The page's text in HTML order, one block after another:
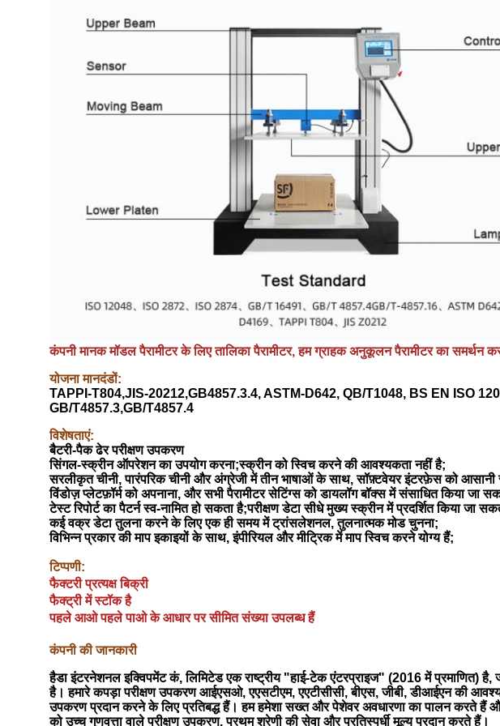
कंपनी मानक मॉडल पैरामीटर के लिए तालिका पैरामीटर, हम ग्राहक अनुकूलन पैरामीटर का समर्थन
योजना मानदंडों:
TAPPI-T804,JIS-20212,GB4857.3.4, ASTM-D642, QB/T1048, BS EN ISO
GB/T4857.3,GB/T4857.4
विशेषताएं:
बैटरी-पैक ढेर परीक्षण उपकरण
सिंगल-स्क्रीन ऑपरेशन का उपयोग करना;स्क्रीन को स्विच करने की आवश्यकता नहीं है;
सरलीकृत चीनी, पारंपरिक चीनी और अंग्रेजी में तीन भाषाओं के साथ, सॉफ़्टवेयर इंटरफ़ेस को
विंडोज़ प्लेटफ़ॉर्म को अपनाना, और सभी पैरामीटर सेटिंग्स को डायलॉग बॉक्स में संसाधित किया जा
टेस्ट रिपोर्ट का पैटर्न स्व-नामित हो सकता है;परीक्षण डेटा सीधे मुख्य स्क्रीन में प्रदर्शित किया जा
कई वक्र डेटा तुलना करने के लिए एक ही समय में ट्रांसलेशनल, तुलनात्मक मोड चुनना;
विभिन्न प्रकार की माप इकाइयों के साथ, इंपीरियल और मीट्रिक में माप स्विच करने योग्य हैं;
टिप्पणी:
फैक्टरी प्रत्यक्ष बिक्री
फैक्ट्री में स्टॉक है
पहले आओ पहले पाओ के आधार पर सीमित संख्या उपलब्ध हैं
कंपनी की जानकारी
हैडा इंटरनेशनल इक्विपमेंट कं, लिमिटेड एक राष्ट्रीय "हाई-टेक एंटरप्राइज" (2016 में प्रमाणित) है,
है। हमारे कपड़ा परीक्षण उपकरण आईएसओ, एएसटीएम, एएटीसीसी, बीएस, जीबी, डीआईएन की
उपकरण प्रदान करने के लिए प्रतिबद्ध हैं। हम हमेशा सख्त और पेशेवर अवधारणा का पालन करते हैं
को उच्च गुणवत्ता वाले परीक्षण उपकरण, प्रथम श्रेणी की सेवा और प्रतिस्पर्धी मूल्य प्रदान करते हैं।